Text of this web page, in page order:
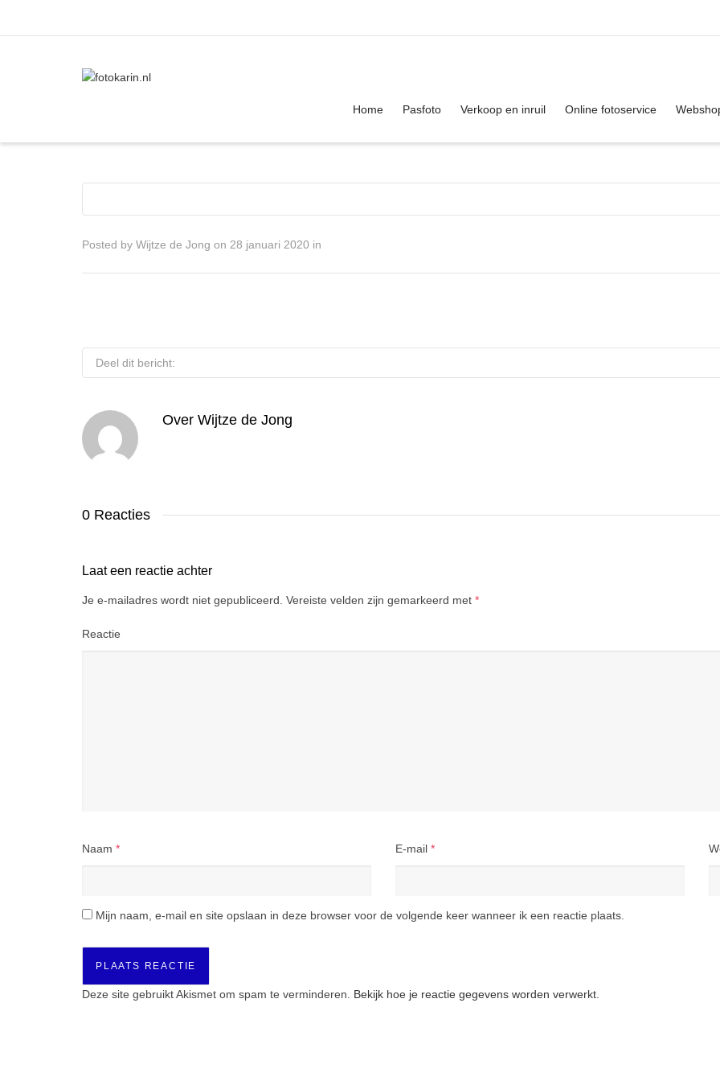
I'm looking for product in a size size . Show me the colour items.
Home Pasfoto Verkoop en inruil Online fotoservice
Posted by Wijtze de Jong on 28 januari 2020 in
Deel dit bericht:
Over Wijtze de Jong
0 Reacties
Laat een reactie achter
Je e-mailadres wordt niet gepubliceerd. Vereiste velden zijn gemarkeerd met *
Reactie
Naam * E-mail *
Mijn naam, e-mail en site opslaan in deze browser voor de volgende keer wanneer ik een reactie plaats.
Deze site gebruikt Akismet om spam te verminderen. Bekijk hoe je reactie gegevens worden verwerkt